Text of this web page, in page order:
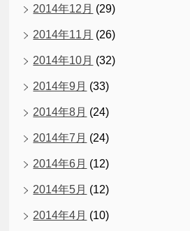
2014年12月 (29)
2014年11月 (26)
2014年10月 (32)
2014年9月 (33)
2014年8月 (24)
2014年7月 (24)
2014年6月 (12)
2014年5月 (12)
2014年4月 (10)